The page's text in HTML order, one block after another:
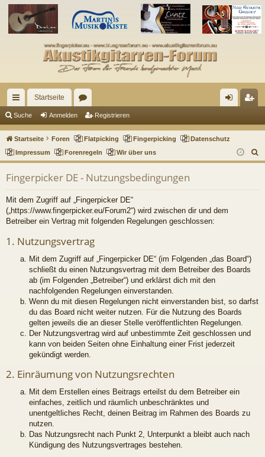
ch
ne
llz
Startseite
en m ist
rie
Suche Anmelden Registrieren
Startseite Foren Flatpicking Fingerpicking
Datenschutz
Impressum
Forenregeln Wir über uns
u
Fingerpicker DE - Nutzungsbedingungen
Mit dem Zugriff auf „Fingerpicker DE“
(„https://www.fingerpicker.eu/Forum2“) wird zwischen dir und dem
Betreiber ein Vertrag mit folgenden Regelungen geschlossen:
1. Nutzungsvertrag
Mit dem Zugriff auf „Fingerpicker DE“ (im Folgenden „das Board“)
schließt du einen Nutzungsvertrag mit dem Betreiber des Boards
ab (im Folgenden „Betreiber“) und erklärst dich mit den
nachfolgenden Regelungen einverstanden.
Wenn du mit diesen Regelungen nicht einverstanden bist, so darfst
du das Board nicht weiter nutzen. Für die Nutzung des Boards
gelten jeweils die an dieser Stelle veröffentlichten Regelungen.
Der Nutzungsvertrag wird auf unbestimmte Zeit geschlossen und
kann von beiden Seiten ohne Einhaltung einer Frist jederzeit
gekündigt werden.
2. Einräumung von Nutzungsrechten
Mit dem Erstellen eines Beitrags erteilst du dem Betreiber ein
einfaches, zeitlich und räumlich unbeschränktes und
unentgeltliches Recht, deinen Beitrag im Rahmen des Boards zu
nutzen.
Das Nutzungsrecht nach Punkt 2, Unterpunkt a bleibt auch nach
Kündigung des Nutzungsvertrages bestehen.